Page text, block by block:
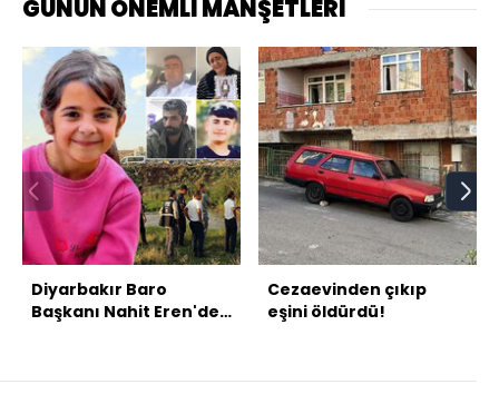
GÜNÜN ÖNEMLİ MANŞETLERİ
Diyarbakır Baro
Başkanı Nahit Eren'den
gömdün mü?
Cezaevinden çıkıp
eşini öldürdü!